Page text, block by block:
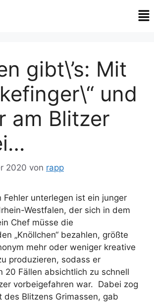
gibt\’s: Mit
und
am Blitzer
2020 von rapp
Fehler unterlegen ist ein junger
Westfalen, der sich in dem
Chef müsse die
„Knöllchen“ bezahlen, größte
mehr oder weniger kreative
produzieren, sodass er
20 Fällen absichtlich zu schnell
vorbeigefahren war. Dabei zog
des Blitzens Grimassen, gab